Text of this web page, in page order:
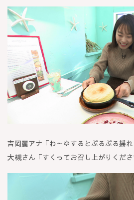
吉岡麗アナ「わ～ゆするとぷるぷる揺れ
大槻さん「すくってお召し上がりくださ